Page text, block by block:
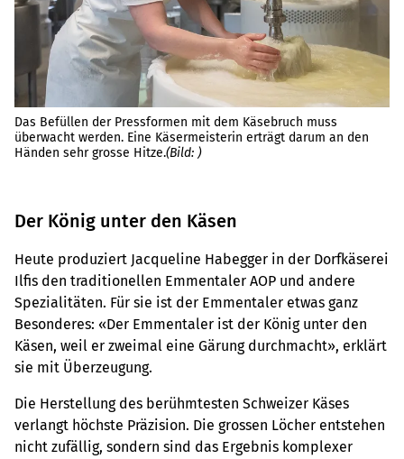
Das Befüllen der Pressformen mit dem Käsebruch muss
überwacht werden. Eine Käsermeisterin erträgt darum an den
Händen sehr grosse Hitze.(Bild: )
Der König unter den Käsen
Heute produziert Jacqueline Habegger in der Dorfkäserei
Ilfis den traditionellen Emmentaler AOP und andere
Spezialitäten. Für sie ist der Emmentaler etwas ganz
Besonderes: «Der Emmentaler ist der König unter den
Käsen, weil er zweimal eine Gärung durchmacht», erklärt
sie mit Überzeugung.
Die Herstellung des berühmtesten Schweizer Käses
verlangt höchste Präzision. Die grossen Löcher entstehen
nicht zufällig, sondern sind das Ergebnis komplexer